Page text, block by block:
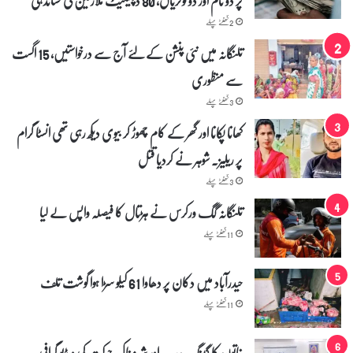
2 گھنٹے پہلے
تلنگانہ میں نئی پنشن کے لئے آج سے درخواستیں، 15 اگست
سے منظوری
3 گھنٹے پہلے
کھانا پکانا اور گھر کے کام چھوڑ کر بیوی دیکھ رہی تھی انسٹا گرام
پر ریلیز۔ شوہر نے کردیا قتل
3 گھنٹے پہلے
تلنگانہ گگ ورکرس نے ہڑتال کا فیصلہ واپس لے لیا
11 گھنٹے پہلے
حیدرآباد میں دکان پر دھاوا 61 کیلو سڑا ہوا گوشت تلف
11 گھنٹے پہلے